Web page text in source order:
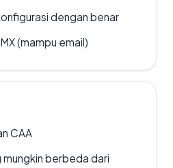
dengan benar
(mampu email)
CAA
mungkin berbeda dari